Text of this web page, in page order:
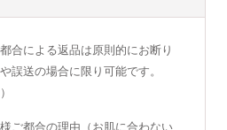
合による返品は原則的にお断り
誤送の場合に限り可能です。
ご都合の理由（お肌に合わない